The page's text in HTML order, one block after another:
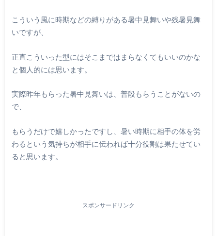
こういう風に時期などの縛りがある暑中見舞いや残暑見舞
いですが、
正直こういった型にはそこまではまらなくてもいいのかな
と個人的には思います。
実際昨年もらった暑中見舞いは、普段もらうことがないの
で、
もらうだけで嬉しかったですし、暑い時期に相手の体を労
わるという気持ちが相手に伝われば十分役割は果たせてい
ると思います。
スポンサードリンク